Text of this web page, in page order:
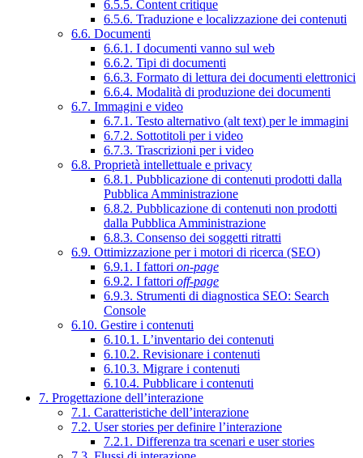
6.5.5. Content critique
6.5.6. Traduzione e localizzazione dei contenuti
6.6. Documenti
6.6.1. I documenti vanno sul web
6.6.2. Tipi di documenti
6.6.3. Formato di lettura dei documenti elettronici
6.6.4. Modalità di produzione dei documenti
6.7. Immagini e video
6.7.1. Testo alternativo (alt text) per le immagini
6.7.2. Sottotitoli per i video
6.7.3. Trascrizioni per i video
6.8. Proprietà intellettuale e privacy
6.8.1. Pubblicazione di contenuti prodotti dalla
Pubblica Amministrazione
6.8.2. Pubblicazione di contenuti non prodotti
dalla Pubblica Amministrazione
6.8.3. Consenso dei soggetti ritratti
6.9. Ottimizzazione per i motori di ricerca (SEO)
6.9.1. I fattori on-page
6.9.2. I fattori off-page
6.9.3. Strumenti di diagnostica SEO: Search
Console
6.10. Gestire i contenuti
6.10.1. L’inventario dei contenuti
6.10.2. Revisionare i contenuti
6.10.3. Migrare i contenuti
6.10.4. Pubblicare i contenuti
7. Progettazione dell’interazione
7.1. Caratteristiche dell’interazione
7.2. User stories per definire l’interazione
7.2.1. Differenza tra scenari e user stories